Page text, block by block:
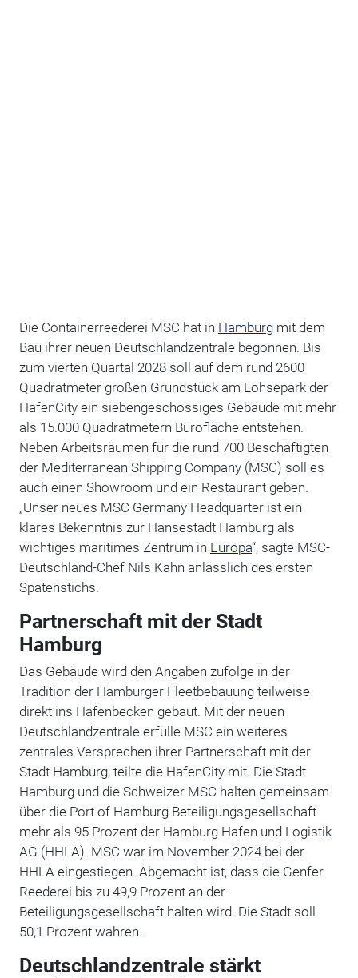
Die Containerreederei MSC hat in Hamburgmit dem
Bau ihrer neuen Deutschlandzentrale begonnen. Bis
zum vierten Quartal 2028 soll auf dem rund 2600
Quadratmeter großen Grundstück am Lohsepark der
HafenCity ein siebengeschossiges Gebäude mit mehr
als 15.000 Quadratmetern Bürofläche entstehen.
Neben Arbeitsräumen für die rund 700 Beschäftigten
der Mediterranean Shipping Company (MSC) soll es
auch einen Showroom und ein Restaurant geben.
„Unser neues MSC Germany Headquarter ist ein
klares Bekenntnis zur Hansestadt Hamburg als
wichtiges maritimes Zentrum in Europa“, sagte MSC-
Deutschland-Chef Nils Kahn anlässlich des ersten
Spatenstichs.
Partnerschaft mit der Stadt
Hamburg
Das Gebäude wird den Angaben zufolge in der
Tradition der Hamburger Fleetbebauung teilweise
direkt ins Hafenbecken gebaut. Mit der neuen
Deutschlandzentrale erfülle MSC ein weiteres
zentrales Versprechen ihrer Partnerschaft mit der
Stadt Hamburg, teilte die HafenCity mit. Die Stadt
Hamburg und die Schweizer MSC halten gemeinsam
über die Port of Hamburg Beteiligungsgesellschaft
mehr als 95 Prozent der Hamburg Hafen und Logistik
AG (HHLA). MSC war im November 2024 bei der
HHLA eingestiegen. Abgemacht ist, dass die Genfer
Reederei bis zu 49,9 Prozent an der
Beteiligungsgesellschaft halten wird. Die Stadt soll
50,1 Prozent wahren.
Deutschlandzentrale stärkt